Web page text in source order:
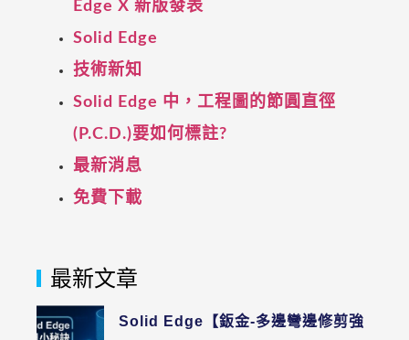
Edge X 新版發表
Solid Edge
技術新知
Solid Edge 中，工程圖的節圓直徑
(P.C.D.)要如何標註?
最新消息
免費下載
最新文章
Solid Edge【鈑金-多邊彎邊修剪強